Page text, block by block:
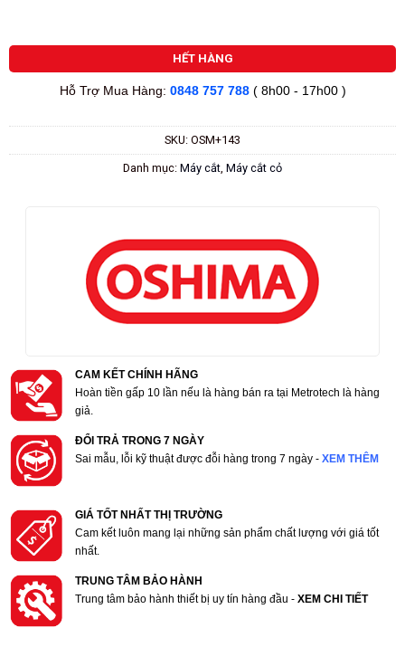
HẾT HÀNG
Hỗ Trợ Mua Hàng: 0848 757 788 ( 8h00 - 17h00 )
SKU: OSM+143
Danh mục: Máy cắt Máy cắt cỏ
CAM KẾT CHÍNH HÃNG
Hoàn tiền gấp 10 lần nếu là hàng bán ra tại Metrotech là hàng
giả.
ĐỔI TRẢ TRONG 7 NGÀY
Sai mẫu, lỗi kỹ thuật được đỗi hàng trong 7 ngày - XEM THÊM
GIÁ TỐT NHẤT THỊ TRƯỜNG
Cam kết luôn mang lại những sản phẩm chất lượng với giá tốt
nhất.
TRUNG TÂM BẢO HÀNH
Trung tâm bảo hành thiết bị uy tín hàng đầu -XEM CHI TIẾT